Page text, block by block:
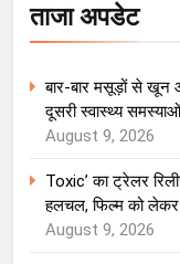
ताजा अपडेट
बार-बार मसूड़ों से खून
दूसरी स्वास्थ्य
August 9, 2026
Toxic’ का ट्रेलर
हलचल, फिल्म को लेकर
August 9, 2026